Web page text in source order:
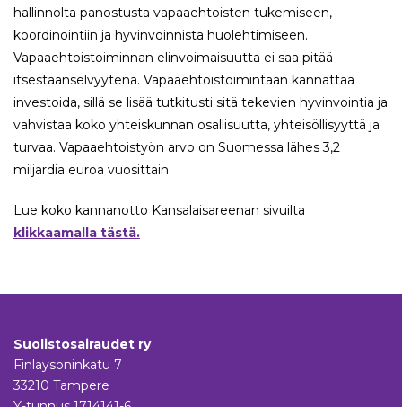
hallinnolta panostusta vapaaehtoisten tukemiseen,
koordinointiin ja hyvinvoinnista huolehtimiseen.
Vapaaehtoistoiminnan elinvoimaisuutta ei saa pitää
itsestäänselvyytenä. Vapaaehtoistoimintaan kannattaa
investoida, sillä se lisää tutkitusti sitä tekevien hyvinvointia ja
vahvistaa koko yhteiskunnan osallisuutta, yhteisöllisyyttä ja
turvaa. Vapaaehtoistyön arvo on Suomessa lähes 3,2
miljardia euroa vuosittain.
Lue koko kannanotto Kansalaisareenan sivuilta
klikkaamalla tästä.
Suolistosairaudet ry
Finlaysoninkatu 7
33210 Tampere